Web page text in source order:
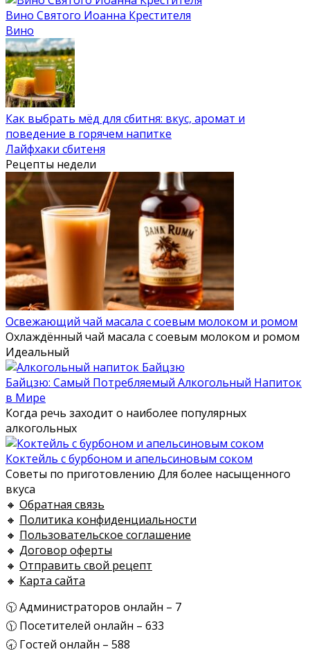
Вино Святого Иоанна Крестителя
Вино
Как выбрать мёд для сбитня: вкус, аромат и
поведение в горячем напитке
Лайфхаки сбитеня
Рецепты недели
Освежающий чай масала с соевым молоком и ромом
Охлаждённый чай масала с соевым молоком и ромом
Идеальный
Байцзю: Самый Потребляемый Алкогольный Напиток
в Мире
Когда речь заходит о наиболее популярных
алкогольных
Коктейль с бурбоном и апельсиновым соком
Советы по приготовлению Для более насыщенного
вкуса
🔸 Обратная связь
🔸 Политика конфиденциальности
🔸 Пользовательское соглашение
🔸 Договор оферты
🔸 Отправить свой рецепт
🔸 Карта сайта
🕥 Администраторов онлайн – 7
🕦 Посетителей онлайн – 633
🕣 Гостей онлайн – 588